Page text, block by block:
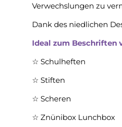
Verwechslungen zu
Dank des niedlichen
Ideal zum Beschriften
☆ Schulheften
☆ Stiften
☆ Scheren
☆ Znünibox Lunchbox